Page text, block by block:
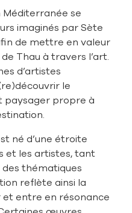
Méditerranée se
imaginés par Sète
de mettre en valeur
Thau à travers l’art.
d’artistes
le
paysager propre à
né d’une étroite
et les artistes, tant
des thématiques
reflète ainsi la
entre en résonance